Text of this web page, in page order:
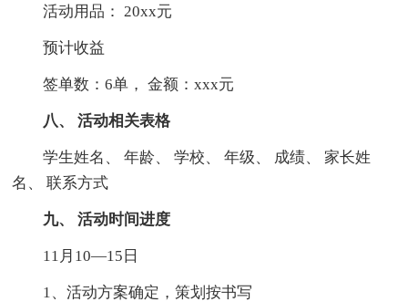
活动用品： 20xx元
预计收益
签单数：6单， 金额：xxx元
八、 活动相关表格
学生姓名、 年龄、 学校、 年级、 成绩、 家长姓
名、 联系方式
九、 活动时间进度
11月10—15日
1、活动方案确定，策划按书写